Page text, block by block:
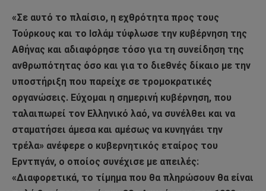
«Σε αυτό το πλαίσιο, η εχθρότητα προς τους
Τούρκους και το Ισλάμ τύφλωσε την κυβέρνηση της
Αθήνας και αδιαφόρησε τόσο για τη συνείδηση της
ανθρωπότητας όσο και για το διεθνές δίκαιο με την
υποστήριξη που παρείχε σε τρομοκρατικές
οργανώσεις. Εύχομαι η σημερινή κυβέρνηση, που
ταλαιπωρεί τον Ελληνικό λαό, να συνέλθει και να
σταματήσει άμεσα και αμέσως να κυνηγάει την
τρέλα» ανέφερε ο κυβερνητικός εταίρος του
Ερντπγάν, ο οποίος συνέχισε με απειλές:
«Διαφορετικά, το τίμημα που θα πληρώσουν θα είναι